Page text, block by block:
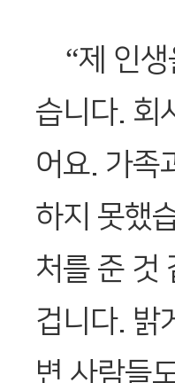
“제 인생
습니다. 회
어요. 가족
하지 못했
처를 준 것
겁니다. 밝
변 사람들